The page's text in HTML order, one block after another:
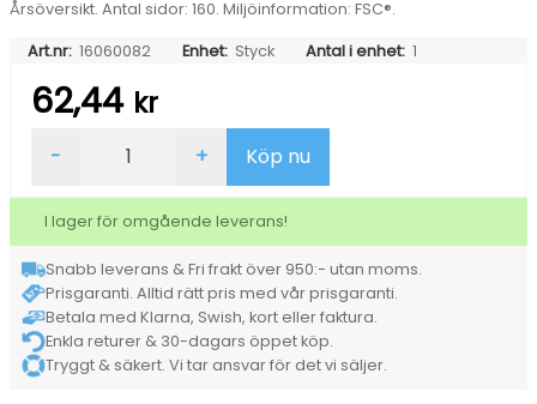
Årsöversikt. Antal sidor: 160. Miljöinformation: FSC®.
Art.nr: 16060082 Enhet: Styck Antal i enhet: 1
62,44 kr
Burde
Mini
Kalendersats
2026
mängd
- + Köp nu
I lager för omgående leverans!
Snabb leverans & Fri frakt över 950:- utan moms.
Prisgaranti. Alltid rätt pris med vår prisgaranti.
Betala med Klarna, Swish, kort eller faktura.
Enkla returer & 30-dagars öppet köp.
Tryggt & säkert. Vi tar ansvar för det vi säljer.